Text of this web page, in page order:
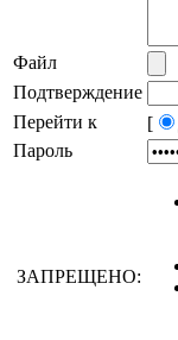
Файл
Подтверждение
Перейти к
[
Пароль
ЗАПРЕЩЕНО: